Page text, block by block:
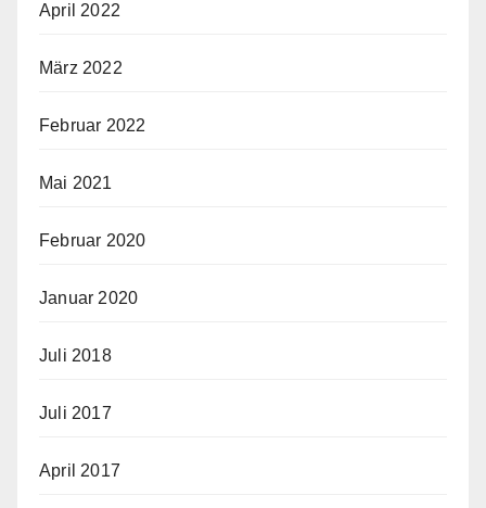
April 2022
März 2022
Februar 2022
Mai 2021
Februar 2020
Januar 2020
Juli 2018
Juli 2017
April 2017